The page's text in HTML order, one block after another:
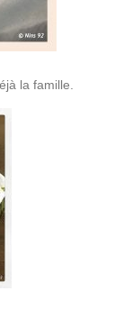
la famille.